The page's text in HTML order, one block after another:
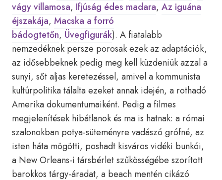
vágy villamosa, Ifjúság édes madara, Az iguána
éjszakája, Macska a forró
bádogtetőn, Üvegfigurák). A fiatalabb
nemzedéknek persze porosak ezek az adaptációk,
az idősebbeknek pedig meg kell küzdeniük azzal a
sunyi, sőt aljas keretezéssel, amivel a kommunista
kultúrpolitika tálalta ezeket annak idején, a rothadó
Amerika dokumentumaiként. Pedig a filmes
megjelenítések hibátlanok és ma is hatnak: a római
szalonokban potya-süteményre vadászó grófné, az
isten háta mögötti, poshadt kisváros vidéki bunkói,
a New Orleans-i társbérlet szűkösségébe szorított
barokkos tárgy-áradat, a beach mentén cikázó